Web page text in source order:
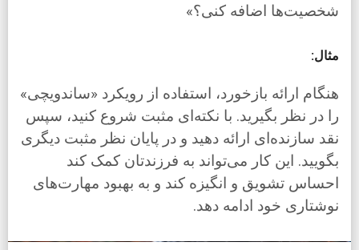
شخصیت‌ها اضافه کنی؟»
مثال:
هنگام ارائه بازخورد، استفاده از رویکرد «ساندویچی»
را در نظر بگیرید. با نکته‌ای مثبت شروع کنید، سپس
نقد سازنده‌ای ارائه دهید و در پایان نظر مثبت دیگری
بگویید. این کار می‌تواند به فرزندتان کمک کند
احساس تشویق و انگیزه کند و به بهبود مهارت‌های
نوشتاری خود ادامه دهد.